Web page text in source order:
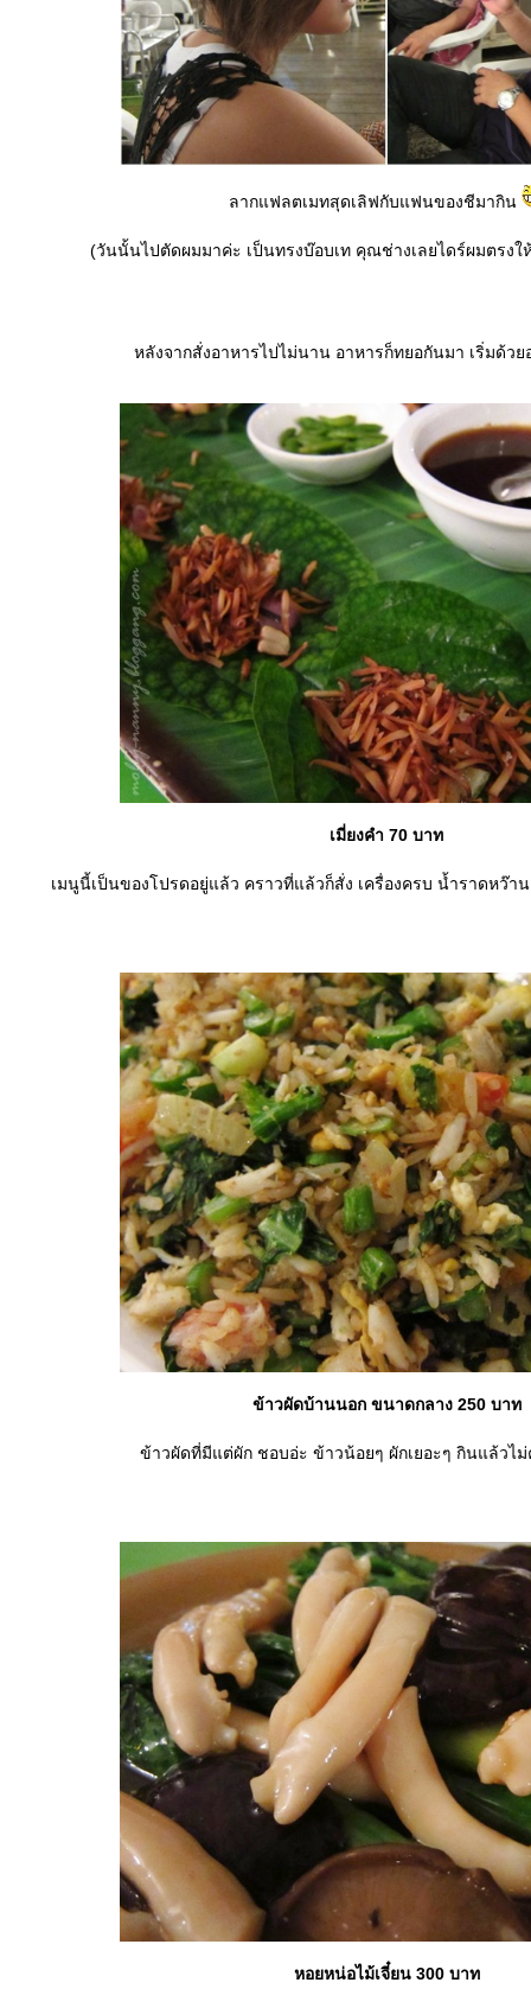
ลากแฟลตเมทสุดเลิฟกับแฟนของชีมากิน
(วันนั้นไปตัดผมมาค่ะ เป็นทรงบ๊อบเท คุณช่างเลยไดร์ผมตรง
หลังจากสั่งอาหารไปไม่นาน อาหารก็ทยอกันมา เริ่มด้ว
เมี่ยงคำ 70 บาท
เมนูนี้เป็นของโปรดอยู่แล้ว คราวที่แล้วก็สั่ง เครื่องครบ น้ำราดหว๊า
ข้าวผัดบ้านนอก ขนาดกลาง 250 บาท
ข้าวผัดที่มีแต่ผัก ชอบอ่ะ ข้าวน้อยๆ ผักเยอะๆ กินแล้วไ
หอยหน่อไม้เจี๋ยน 300 บาท